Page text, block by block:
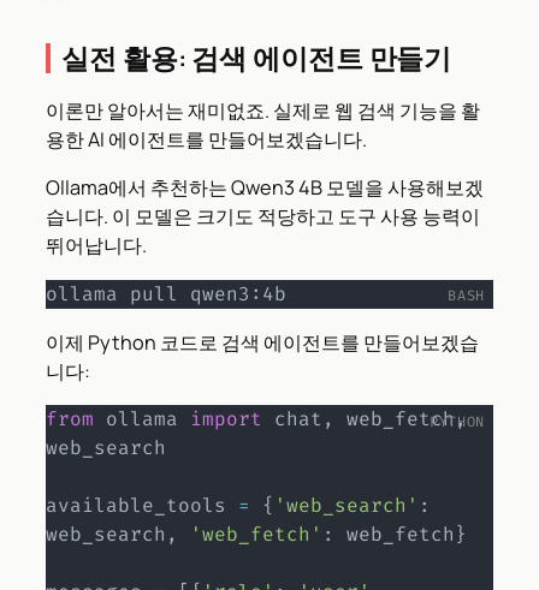
실전 활용: 검색 에이전트 만들기
이론만 알아서는 재미없죠. 실제로 웹 검색 기능을 활
용한 AI 에이전트를 만들어보겠습니다.
Ollama에서 추천하는 Qwen3 4B 모델을 사용해보겠
습니다. 이 모델은 크기도 적당하고 도구 사용 능력이
뛰어납니다.
ollama pull qwen3:4b
이제 Python 코드로 검색 에이전트를 만들어보겠습
니다:
from ollama import chat , web_fetch,
web_search
available_tools = { 'web_search' :
web_search , 'web_fetch' : web_fetch}